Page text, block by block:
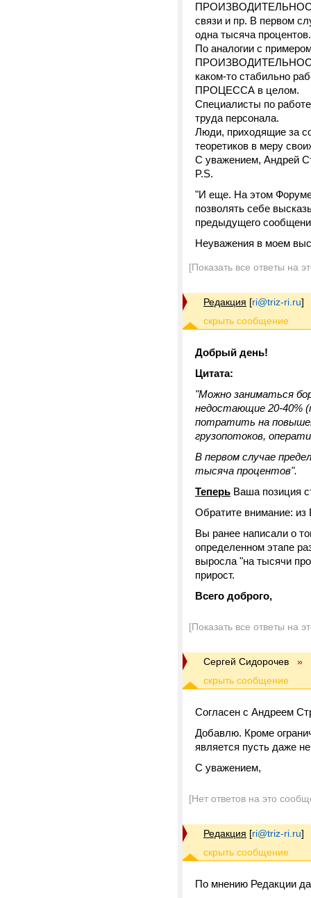
ПРОИЗВОДИТЕЛЬНОСТИ
связи и пр. В первом
одна тысяча процентов.
По аналогии с
каком-то стабильно
ПРОЦЕССА в целом.
Специалисты по
труда персонала.
Люди, приходящие за
теоретиков в меру
С уважением, Андрей
P.S.
"И еще. На этом Форуме
позволять себе
предыдущего
Неуважения в моем
[Показать все ответы на
Редакция [ri@triz-ri.ru]
Добрый день!
Цитата:
"Можно заниматься
недостающие 20-40%
потратить на
грузопотоков,
В первом случае
тысяча процентов".
Теперь Ваша позиция
Обратите внимание: из
Вы ранее написали о
определенном этапе
выросла "на тысячи
прирост.
Всего доброго,
[Показать все ответы на
Сергей Сидорочев »
Согласен с Андреем
Добавлю. Кроме
является пусть даже
С уважением,
[Нет ответов на это
Редакция [ri@triz-ri.ru]
По мнению Редакции